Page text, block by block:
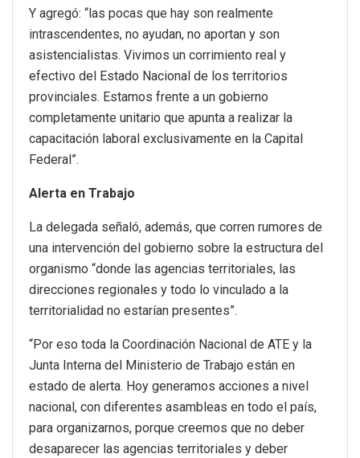
Y agregó: “las pocas que hay son realmente
intrascendentes, no ayudan, no aportan y son
asistencialistas. Vivimos un corrimiento real y
efectivo del Estado Nacional de los territorios
provinciales. Estamos frente a un gobierno
completamente unitario que apunta a realizar la
capacitación laboral exclusivamente en la Capital
Federal”.
Alerta en Trabajo
La delegada señaló, además, que corren rumores de
una intervención del gobierno sobre la estructura del
organismo “donde las agencias territoriales, las
direcciones regionales y todo lo vinculado a la
territorialidad no estarían presentes”.
“Por eso toda la Coordinación Nacional de ATE y la
Junta Interna del Ministerio de Trabajo están en
estado de alerta. Hoy generamos acciones a nivel
nacional, con diferentes asambleas en todo el país,
para organizarnos, porque creemos que no deber
desaparecer las agencias territoriales y deber